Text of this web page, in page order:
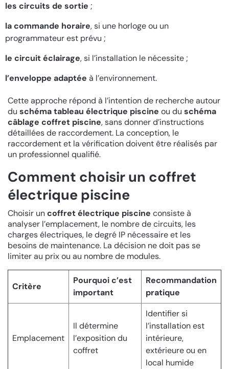
les circuits de sortie ;
la commande horaire, si une horloge ou un
programmateur est prévu ;
le circuit éclairage, si l’installation le nécessite ;
l’enveloppe adaptée à l’environnement.
Cette approche répond à l’intention de recherche autour
du schéma tableau électrique piscine ou du schéma
câblage coffret piscine, sans donner d’instructions
détaillées de raccordement. La conception, le
raccordement et la vérification doivent être réalisés par
un professionnel qualifié.
Comment choisir un coffret
électrique piscine
Choisir uncoffret électrique piscine consiste à
analyser l’emplacement, le nombre de circuits, les
charges électriques, le degré IP nécessaire et les
besoins de maintenance. La décision ne doit pas se
limiter au prix ou au nombre de modules.
Critère
Pourquoi c’est
important
Recommandation
pratique
Emplacement
Il détermine
l’exposition du
coffret
Identifier si
l’installation est
intérieure,
extérieure ou en
local humide